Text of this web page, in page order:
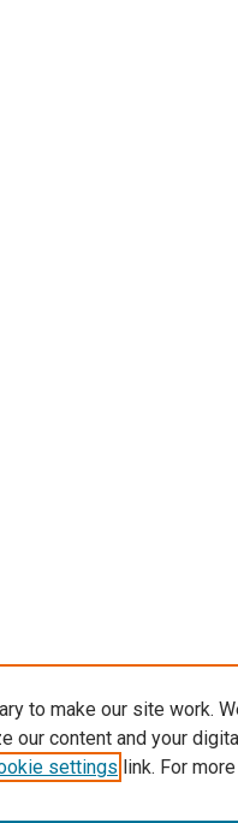
to make our site work.
our content and your
settings link. For